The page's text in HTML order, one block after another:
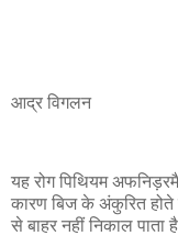
आद्र विगलन
यह रोग पिथियम
कारण बिज के अंकुरित होते
से बाहर नहीं निकाल